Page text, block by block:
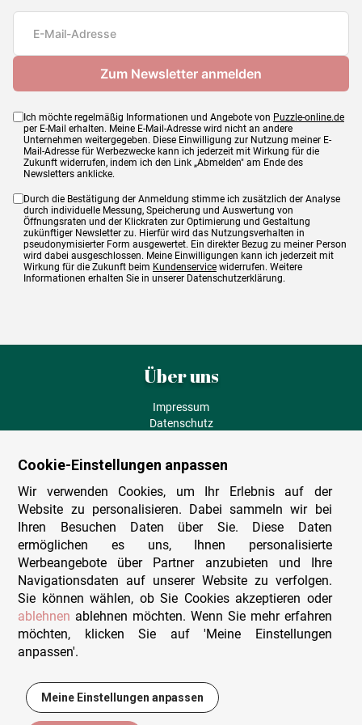
Maße
Ich möchte regelmäßig Informationen und Angebote von Puzzle-online.de
per E-Mail erhalten. Meine E-Mail-Adresse wird nicht an andere
Unternehmen weitergegeben. Diese Einwilligung zur Nutzung meiner E-
Mail-Adresse für Werbezwecke kann ich jederzeit mit Wirkung für die
Zukunft widerrufen, indem ich den Link „Abmelden" am Ende des
Newsletters anklicke.
Durch die Bestätigung der Anmeldung stimme ich zusätzlich der Analyse
durch individuelle Messung, Speicherung und Auswertung von
Öffnungsraten und der Klickraten zur Optimierung und Gestaltung
zukünftiger Newsletter zu. Hierfür wird das Nutzungsverhalten in
pseudonymisierter Form ausgewertet. Ein direkter Bezug zu meiner Person
wird dabei ausgeschlossen. Meine Einwilligungen kann ich jederzeit mit
Wirkung für die Zukunft beim Kundenservice widerrufen. Weitere
Informationen erhalten Sie in unserer Datenschutzerklärung.
Über uns
Impressum
Datenschutz
Versand und Lieferung
Zahlungsarten
Herstellungsland
Widerruf
Sitemap
Beratung & Support
Wir sind persönlich erreichbar
+49 (0)341 4912 210
Kontakt-Formular
Cookie-Einstellungen anpassen
Wir verwenden Cookies, um Ihr Erlebnis auf der
Website zu personalisieren. Dabei sammeln wir bei
Ihren Besuchen Daten über Sie. Diese Daten
ermöglichen es uns, Ihnen personalisierte
Werbeangebote über Partner anzubieten und Ihre
Navigationsdaten auf unserer Website zu verfolgen.
Sie können wählen, ob Sie Cookies akzeptieren oder
ablehnen ablehnen möchten. Wenn Sie mehr erfahren
möchten, klicken Sie auf 'Meine Einstellungen
anpassen'.
Meine Einstellungen anpassen